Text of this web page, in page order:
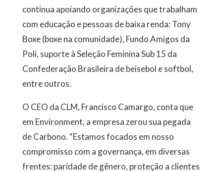
continua apoiando organizações que trabalham
com educação e pessoas de baixa renda: Tony
Boxe (boxe na comunidade), Fundo Amigos da
Poli, suporte à Seleção Feminina Sub 15 da
Confederação Brasileira de beisebol e softbol,
entre outros.
O CEO da CLM, Francisco Camargo, conta que
em Environment, a empresa zerou sua pegada
de Carbono. “Estamos focados em nosso
compromisso com a governança, em diversas
frentes: paridade de gênero, proteção a clientes